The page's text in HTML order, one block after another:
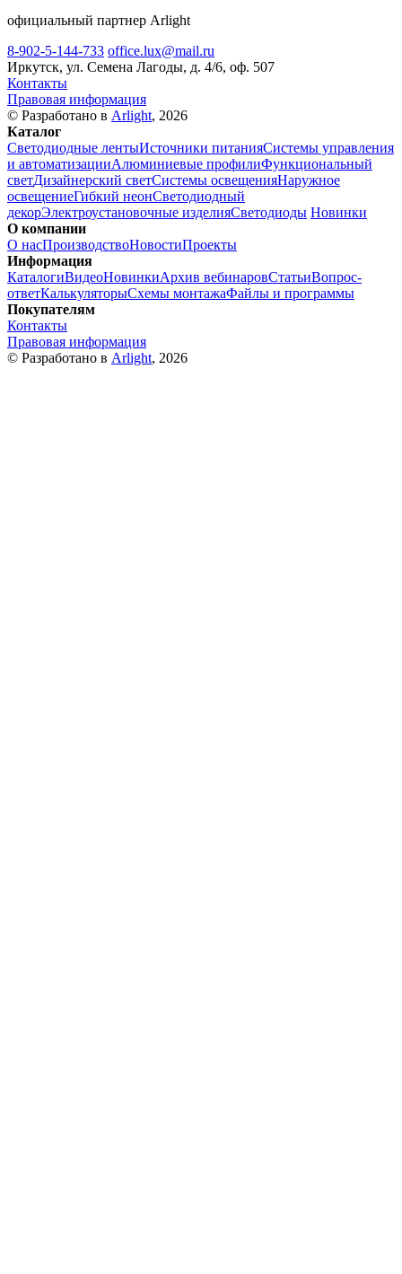
официальный партнер Arlight
8-902-5-144-733 office.lux@mail.ru
Иркутск, ул. Семена Лагоды, д. 4/6, оф. 507
Контакты
Правовая информация
© Разработано в Arlight, 2026
Каталог
Светодиодные лентыИсточники питанияСистемы управления
и автоматизацииАлюминиевые профилиФункциональный
светДизайнерский светСистемы освещенияНаружное
освещениеГибкий неонСветодиодный
декорЭлектроустановочные изделияСветодиоды Новинки
О компании
О насПроизводствоНовостиПроекты
Информация
КаталогиВидеоНовинкиАрхив вебинаровСтатьиВопрос-
ответКалькуляторыСхемы монтажаФайлы и программы
Покупателям
Контакты
Правовая информация
© Разработано в Arlight, 2026